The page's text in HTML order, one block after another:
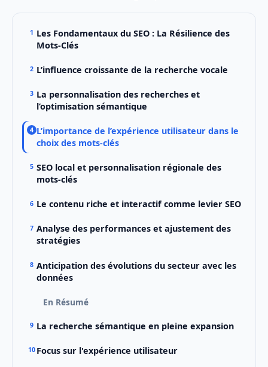
Les Fondamentaux du SEO : La Résilience des
Mots-Clés
L’influence croissante de la recherche vocale
La personnalisation des recherches et
l’optimisation sémantique
L’importance de l’expérience utilisateur dans le
choix des mots-clés
SEO local et personnalisation régionale des
mots-clés
Le contenu riche et interactif comme levier SEO
Analyse des performances et ajustement des
stratégies
Anticipation des évolutions du secteur avec les
données
En Résumé
La recherche sémantique en pleine expansion
Focus sur l'expérience utilisateur